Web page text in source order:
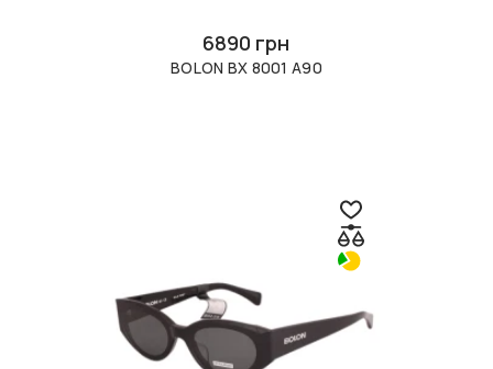
6890 грн
BOLON BX 8001 A90